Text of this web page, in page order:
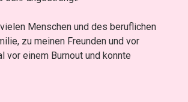
Menschen und des beruflichen
zu meinen Freunden und vor
vor einem Burnout und konnte